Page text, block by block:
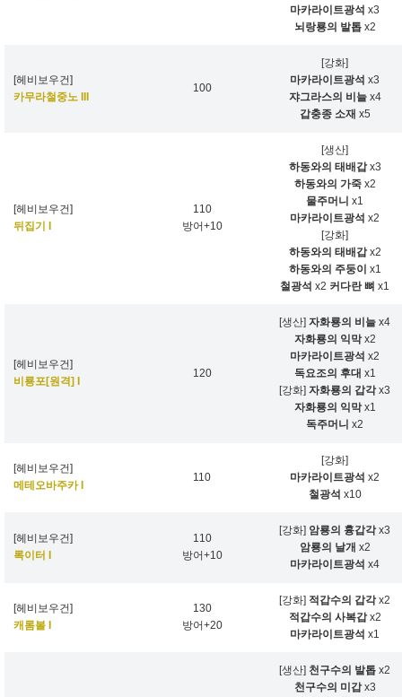
마카라이트광석 x3
뇌랑룡의 발톱x2
[헤비보우건]
카무라철중노 III
100
[강화]
마카라이트광석 x3
쟈그라스의 비늘x4
갑충종 소재 x5
[헤비보우건]
뒤집기 I
110
방어+10
[생산]
하동와의 태배갑x3
하동와의 가죽x2
물주머니 x1
마카라이트광석 x2
[강화]
하동와의 태배갑x2
하동와의 주둥이 x1
철광석 x2 커다란 뼈 x1
[헤비보우건]
비룡포[원격] I
120
[생산] 자화룡의 비늘 x4
자화룡의 익막x2
마카라이트광석 x2
독요조의 후대 x1
[강화] 자화룡의 갑각x3
자화룡의 익막x1
독주머니 x2
[헤비보우건]
메테오바주카 I
110
[강화]
마카라이트광석 x2
철광석 x10
[헤비보우건]
록이터 I
110
방어+10
[강화] 암룡의 흉갑각x3
암룡의 날개 x2
마카라이트광석 x4
[헤비보우건]
캐롬볼 I
130
방어+20
[강화] 적갑수의 갑각x2
적갑수의 사복갑x2
마카라이트광석 x1
[생산] 천구수의 발톱 x2
천구수의 미갑x3